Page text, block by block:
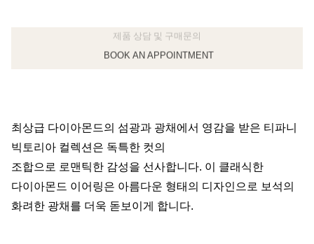
클라이언트 어드바이저에게 문의하거나 예약하세요
BOOK AN APPOINTMENT
최상급 다이아몬드의 섬광과 광채에서 영감을 받은 티파니
빅토리아 컬렉션은 독특한 컷의
조합으로 로맨틱한 감성을 선사합니다. 이 클래식한
다이아몬드 이어링은 아름다운 형태의 디자인으로 보석의
화려한 광채를 더욱 돋보이게 합니다.